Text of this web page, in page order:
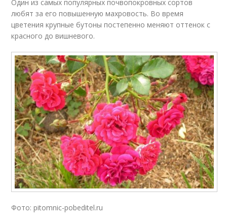
Один из самых популярных почвопокровных сортов
любят за его повышенную махровость. Во время
цветения крупные бутоны постепенно меняют оттенок с
красного до вишневого.
Фото: pitomnic-pobeditel.ru